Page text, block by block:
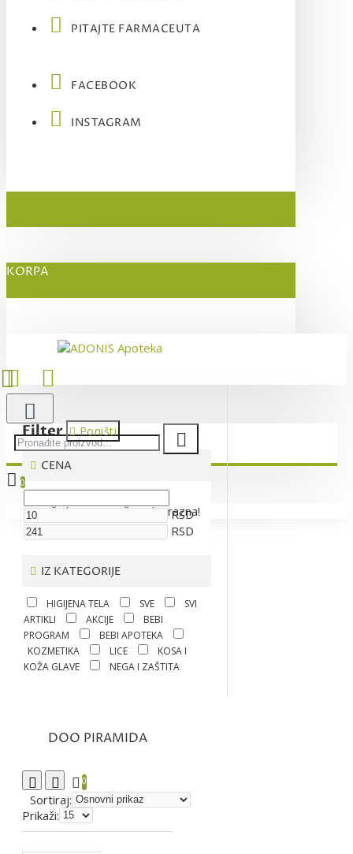
PITAJTE FARMACEUTA
FACEBOOK
INSTAGRAM
KORPA
0
Vaša korpa je još uvek prazna!
Filter Poništi
CENA
RSD
RSD
IZ KATEGORIJE
HIGIJENA TELA SVE
SVI
ARTIKLI
AKCIJE
BEBI
PROGRAM
BEBI APOTEKA
KOZMETIKA
LICE
KOSA I
KOŽA GLAVE
NEGA I ZAŠTITA
DOO PIRAMIDA
0
Sortiraj:
Prikaži: